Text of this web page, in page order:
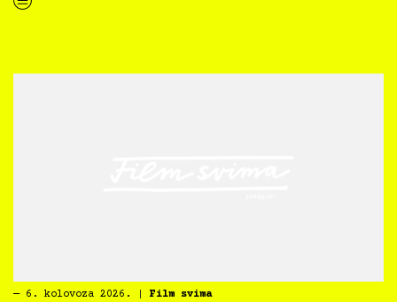
“Kultura svima — Smjernice za inkluzivne kulturne prakse”
― 6. kolovoza 2026. Film svima